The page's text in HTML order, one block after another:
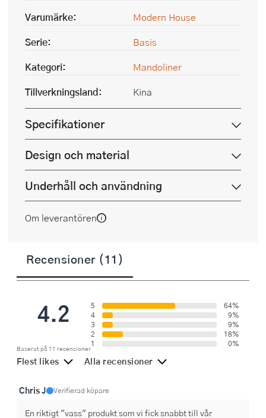
Varumärke:
Modern House
Serie:
Basis
Kategori:
Mandoliner
Tillverkningsland:
Kina
Specifikationer
Design och material
Underhåll och användning
Om leverantören
Recensioner (11)
4.2
Baserat på 11 recensioner
5
64%
4
9%
3
9%
2
18%
1
0%
Flest likes Alla recensioner
Chris J Verifierad köpare
En riktigt "vass" produkt som vi fick snabbt till vår